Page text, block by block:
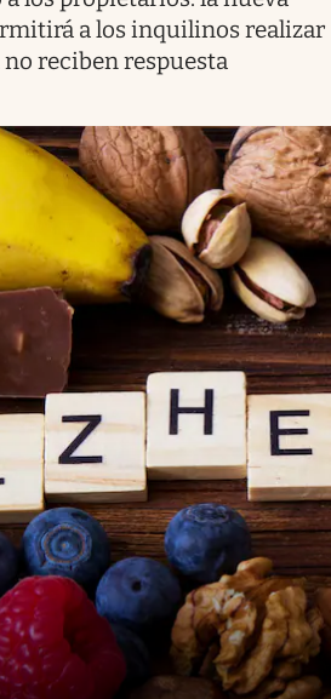
a los inquilinos realizar
reciben respuesta